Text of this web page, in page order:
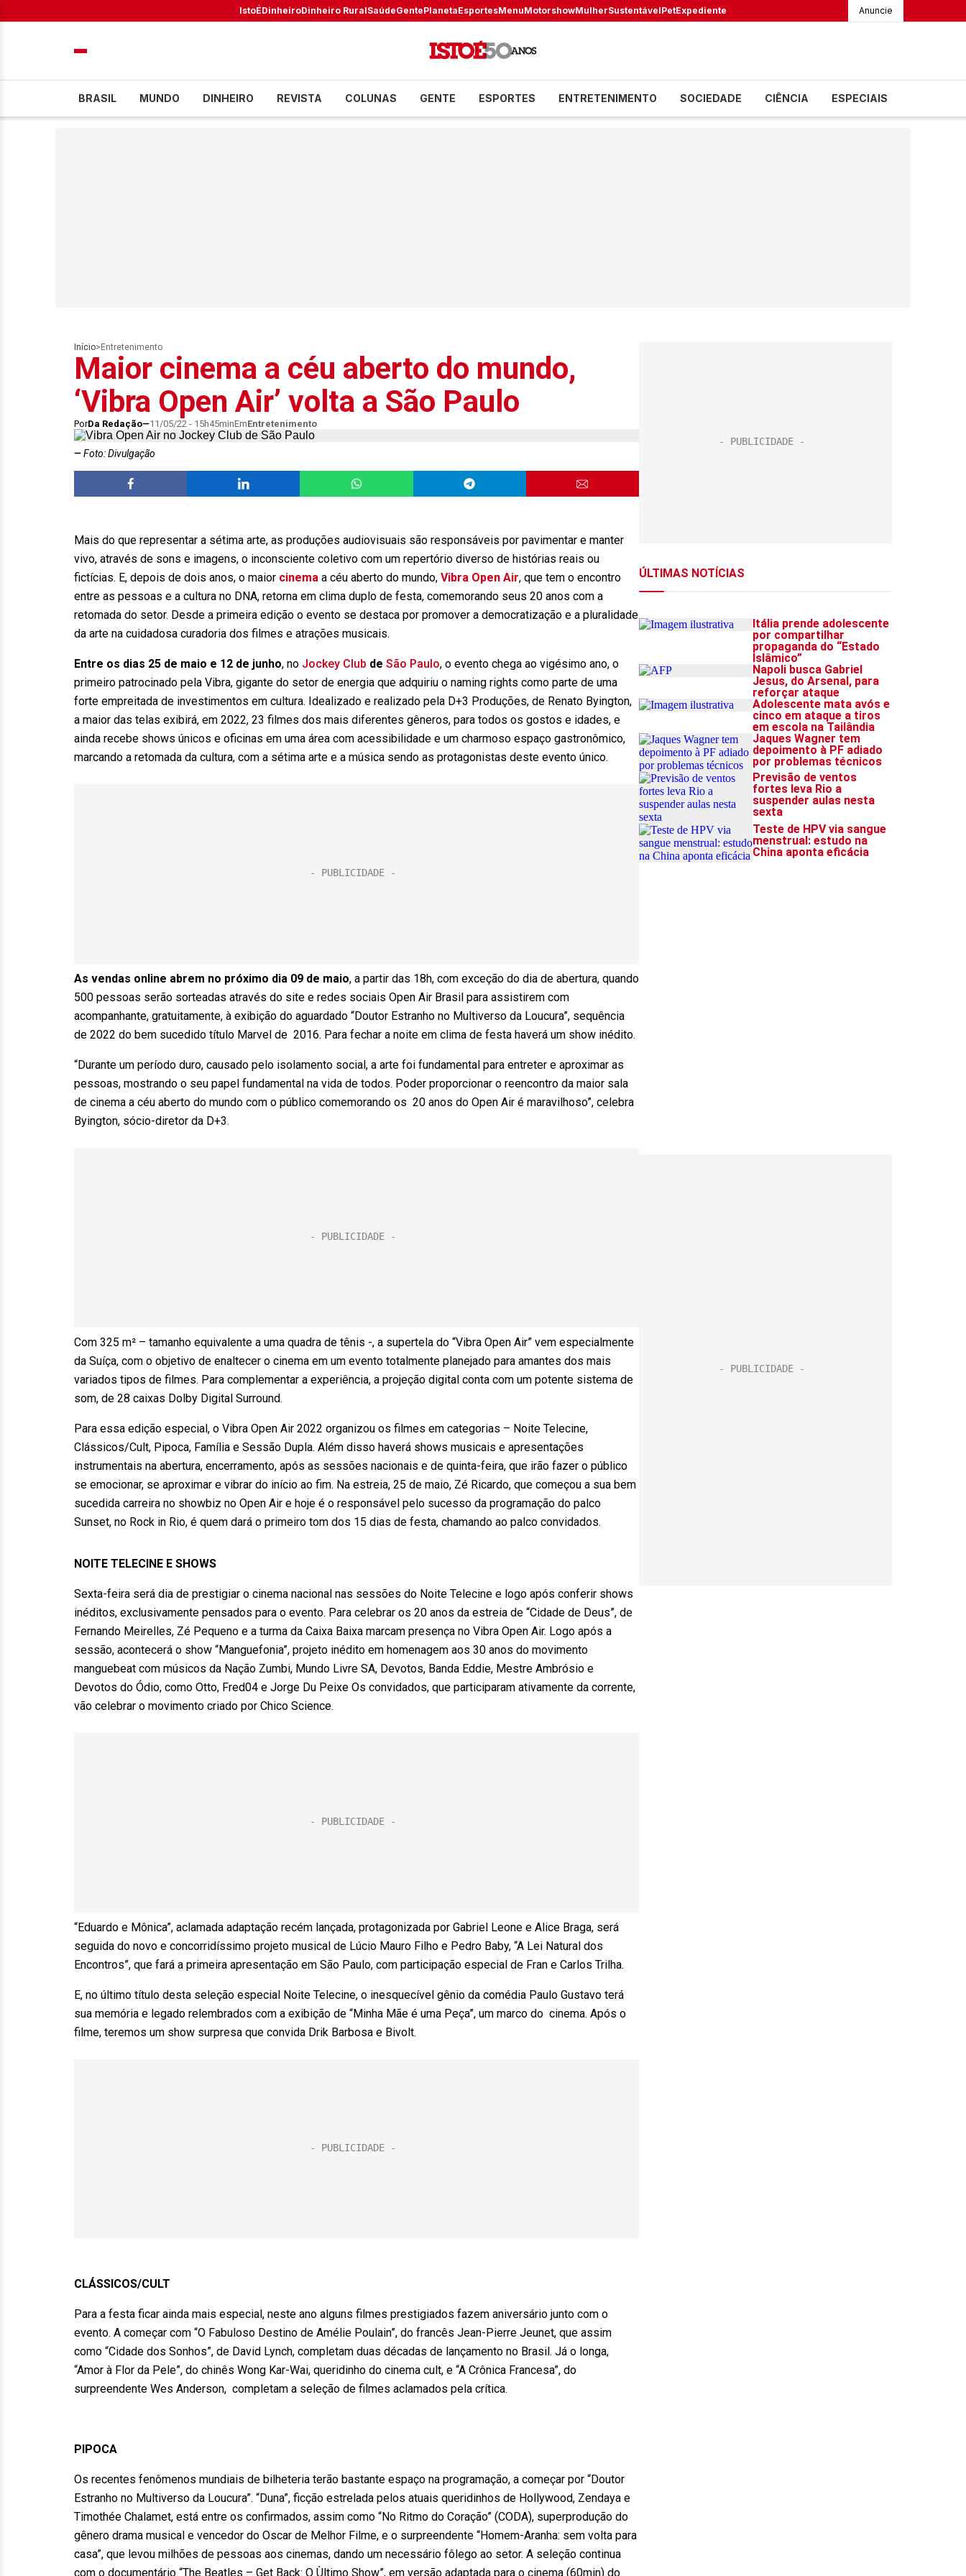
IstoÉDinheiroDinheiro RuralSaúdeGentePlanetaEsportesMenuMotorshowMulherSustentávelPetExpediente Anuncie
BRASIL MUNDO DINHEIRO REVISTA COLUNAS GENTE ESPORTES ENTRETENIMENTO SOCIEDADE CIÊNCIA ESPECIAIS
Início> Entretenimento
Maior cinema a céu aberto do mundo,
‘Vibra Open Air’ volta a São Paulo
PorDa Redação 11/05/22 - 15h45minEmEntretenimento
Foto: Divulgação
Mais do que representar a sétima arte, as produções audiovisuais são responsáveis por pavimentar e manter
vivo, através de sons e imagens, o inconsciente coletivo com um repertório diverso de histórias reais ou
fictícias. E, depois de dois anos, o maior cinema a céu aberto do mundo, Vibra Open Air, que tem o encontro
entre as pessoas e a cultura no DNA, retorna em clima duplo de festa, comemorando seus 20 anos com a
retomada do setor. Desde a primeira edição o evento se destaca por promover a democratização e a pluralidade
da arte na cuidadosa curadoria dos filmes e atrações musicais.
Entre os dias 25 de maio e 12 de junho, no Jockey Club de São Paulo, o evento chega ao vigésimo ano, o
primeiro patrocinado pela Vibra, gigante do setor de energia que adquiriu o naming rights como parte de uma
forte empreitada de investimentos em cultura. Idealizado e realizado pela D+3 Produções, de Renato Byington,
a maior das telas exibirá, em 2022, 23 filmes dos mais diferentes gêneros, para todos os gostos e idades, e
ainda recebe shows únicos e oficinas em uma área com acessibilidade e um charmoso espaço gastronômico,
marcando a retomada da cultura, com a sétima arte e a música sendo as protagonistas deste evento único.
As vendas online abrem no próximo dia 09 de maio, a partir das 18h, com exceção do dia de abertura, quando
500 pessoas serão sorteadas através do site e redes sociais Open Air Brasil para assistirem com
acompanhante, gratuitamente, à exibição do aguardado “Doutor Estranho no Multiverso da Loucura”, sequência
de 2022 do bem sucedido título Marvel de 2016. Para fechar a noite em clima de festa haverá um show inédito.
“Durante um período duro, causado pelo isolamento social, a arte foi fundamental para entreter e aproximar as
pessoas, mostrando o seu papel fundamental na vida de todos. Poder proporcionar o reencontro da maior sala
de cinema a céu aberto do mundo com o público comemorando os 20 anos do Open Air é maravilhoso”, celebra
Byington, sócio-diretor da D+3.
Com 325 m² – tamanho equivalente a uma quadra de tênis -, a supertela do “Vibra Open Air” vem especialmente
da Suíça, com o objetivo de enaltecer o cinema em um evento totalmente planejado para amantes dos mais
variados tipos de filmes. Para complementar a experiência, a projeção digital conta com um potente sistema de
som, de 28 caixas Dolby Digital Surround.
Para essa edição especial, o Vibra Open Air 2022 organizou os filmes em categorias – Noite Telecine,
Clássicos/Cult, Pipoca, Família e Sessão Dupla. Além disso haverá shows musicais e apresentações
instrumentais na abertura, encerramento, após as sessões nacionais e de quinta-feira, que irão fazer o público
se emocionar, se aproximar e vibrar do início ao fim. Na estreia, 25 de maio, Zé Ricardo, que começou a sua bem
sucedida carreira no showbiz no Open Air e hoje é o responsável pelo sucesso da programação do palco
Sunset, no Rock in Rio, é quem dará o primeiro tom dos 15 dias de festa, chamando ao palco convidados.
NOITE TELECINE E SHOWS
Sexta-feira será dia de prestigiar o cinema nacional nas sessões do Noite Telecine e logo após conferir shows
inéditos, exclusivamente pensados para o evento. Para celebrar os 20 anos da estreia de “Cidade de Deus”, de
Fernando Meirelles, Zé Pequeno e a turma da Caixa Baixa marcam presença no Vibra Open Air. Logo após a
sessão, acontecerá o show “Manguefonia”, projeto inédito em homenagem aos 30 anos do movimento
manguebeat com músicos da Nação Zumbi, Mundo Livre SA, Devotos, Banda Eddie, Mestre Ambrósio e
Devotos do Ódio, como Otto, Fred04 e Jorge Du Peixe Os convidados, que participaram ativamente da corrente,
vão celebrar o movimento criado por Chico Science.
“Eduardo e Mônica”, aclamada adaptação recém lançada, protagonizada por Gabriel Leone e Alice Braga, será
seguida do novo e concorridíssimo projeto musical de Lúcio Mauro Filho e Pedro Baby, “A Lei Natural dos
Encontros”, que fará a primeira apresentação em São Paulo, com participação especial de Fran e Carlos Trilha.
E, no último título desta seleção especial Noite Telecine, o inesquecível gênio da comédia Paulo Gustavo terá
sua memória e legado relembrados com a exibição de “Minha Mãe é uma Peça”, um marco do cinema. Após o
filme, teremos um show surpresa que convida Drik Barbosa e Bivolt.
CLÁSSICOS/CULT
Para a festa ficar ainda mais especial, neste ano alguns filmes prestigiados fazem aniversário junto com o
evento. A começar com “O Fabuloso Destino de Amélie Poulain”, do francês Jean-Pierre Jeunet, que assim
como “Cidade dos Sonhos”, de David Lynch, completam duas décadas de lançamento no Brasil. Já o longa,
“Amor à Flor da Pele”, do chinês Wong Kar-Wai, queridinho do cinema cult, e “A Crônica Francesa”, do
surpreendente Wes Anderson, completam a seleção de filmes aclamados pela crítica.
PIPOCA
Os recentes fenômenos mundiais de bilheteria terão bastante espaço na programação, a começar por “Doutor
Estranho no Multiverso da Loucura”. “Duna”, ficção estrelada pelos atuais queridinhos de Hollywood, Zendaya e
Timothée Chalamet, está entre os confirmados, assim como “No Ritmo do Coração” (CODA), superprodução do
gênero drama musical e vencedor do Oscar de Melhor Filme, e o surpreendente “Homem-Aranha: sem volta para
casa”, que levou milhões de pessoas aos cinemas, dando um necessário fôlego ao setor. A seleção continua
com o documentário “The Beatles – Get Back: O Ùltimo Show”, em versão adaptada para o cinema (60min) do